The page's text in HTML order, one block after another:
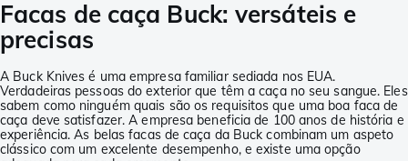
Facas de caça Buck: versáteis e
precisas
A Buck Knives é uma empresa familiar sediada nos EUA.
Verdadeiras pessoas do exterior que têm a caça no seu sangue. Eles
sabem como ninguém quais são os requisitos que uma boa faca de
caça deve satisfazer. A empresa beneficia de 100 anos de história e
experiência. As belas facas de caça da Buck combinam um aspeto
clássico com um excelente desempenho, e existe uma opção